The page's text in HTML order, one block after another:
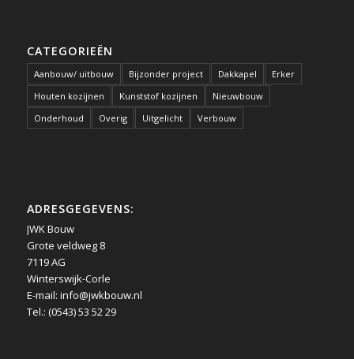
CATEGORIEËN
Aanbouw/ uitbouw Bijzonder project Dakkapel
Erker
Houten kozijnen
Kunststof kozijnen
Nieuwbouw
Onderhoud
Overig Uitgelicht Verbouw
ADRESGEGEVENS:
JWK Bouw
Grote veldweg 8
7119 AG
Winterswijk-Corle
E-mail: info@jwkbouw.nl
Tel.: (0543) 53 52 29